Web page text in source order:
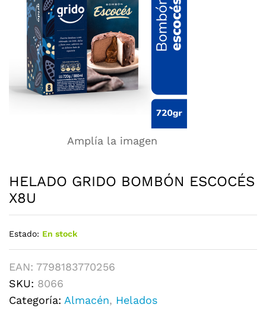
Amplía la imagen
HELADO GRIDO BOMBÓN ESCOCÉS
X8U
Estado: En stock
EAN: 7798183770256
SKU: 8066
Categoría: Almacén, Helados